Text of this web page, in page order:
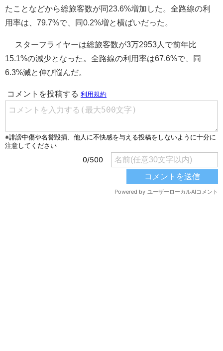
たことなどから総旅客数が同23.6%増加した。全路線の利
用率は、79.7%で、同0.2%増と横ばいだった。
スターフライヤーは総旅客数が3万2953人で前年比
15.1%の減少となった。全路線の利用率は67.6%で、同
6.3%減と伸び悩んだ。